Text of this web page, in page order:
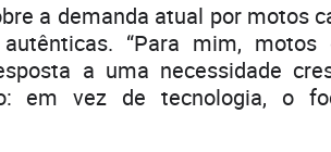
a demanda atual por motos
“Para mim, motos
a uma necessidade
em vez de tecnologia, o